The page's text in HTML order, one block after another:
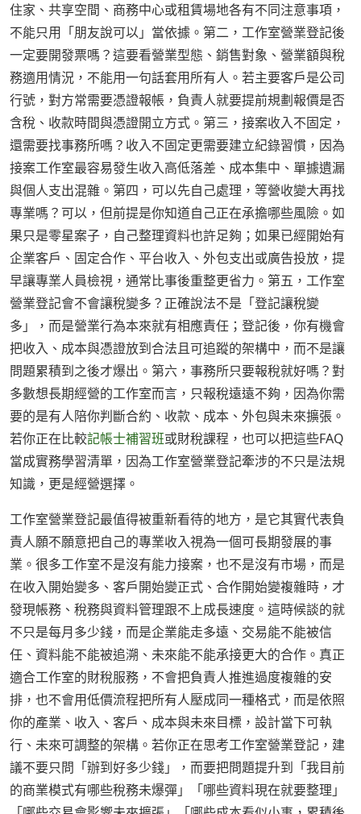
住家、共享空間、商務中心或租賃場地各有不同注意事項，
不能只用「朋友說可以」當依據。第二，工作室營業登記後
一定要開發票嗎？這要看營業型態、銷售對象、營業額與稅
務適用情況，不能用一句話套用所有人。若主要客戶是公司
行號，對方常需要憑證報帳，負責人就要提前規劃報價是否
含稅、收款時間與憑證開立方式。第三，接案收入不固定，
還需要找事務所嗎？收入不固定更需要建立紀錄習慣，因為
接案工作室最容易發生收入高低落差、成本集中、單據遺漏
與個人支出混雜。第四，可以先自己處理，等營收變大再找
專業嗎？可以，但前提是你知道自己正在承擔哪些風險。如
果只是零星案子，自己整理資料也許足夠；如果已經開始有
企業客戶、固定合作、平台收入、外包支出或廣告投放，提
早讓專業人員檢視，通常比事後重整更省力。第五，工作室
營業登記會不會讓稅變多？正確說法不是「登記讓稅變
多」，而是營業行為本來就有相應責任；登記後，你有機會
把收入、成本與憑證放到合法且可追蹤的架構中，而不是讓
問題累積到之後才爆出。第六，事務所只要報稅就好嗎？對
多數想長期經營的工作室而言，只報稅遠遠不夠，因為你需
要的是有人陪你判斷合約、收款、成本、外包與未來擴張。
若你正在比較記帳士補習班或財稅課程，也可以把這些FAQ
當成實務學習清單，因為工作室營業登記牽涉的不只是法規
知識，更是經營選擇。
工作室營業登記最值得被重新看待的地方，是它其實代表負
責人願不願意把自己的專業收入視為一個可長期發展的事
業。很多工作室不是沒有能力接案，也不是沒有市場，而是
在收入開始變多、客戶開始變正式、合作開始變複雜時，才
發現帳務、稅務與資料管理跟不上成長速度。這時候談的就
不只是每月多少錢，而是企業能走多遠、交易能不能被信
任、資料能不能被追溯、未來能不能承接更大的合作。真正
適合工作室的財稅服務，不會把負責人推進過度複雜的安
排，也不會用低價流程把所有人壓成同一種格式，而是依照
你的產業、收入、客戶、成本與未來目標，設計當下可執
行、未來可調整的架構。若你正在思考工作室營業登記，建
議不要只問「辦到好多少錢」，而要把問題提升到「我目前
的商業模式有哪些稅務未爆彈」「哪些資料現在就要整理」